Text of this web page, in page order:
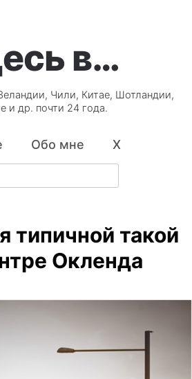
в…
Чили, Китае, Шотландии,
и др. почти 24 года.
Обо мне X
типичной такой
Окленда